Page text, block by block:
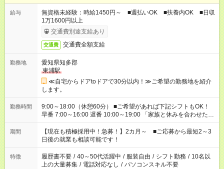
給与
無資格未経験：時給1450円～ ■週払いOK ■扶養内OK ■日収
1万1600円以上
交通費別途支給あり
交通費 交通費全額支給
勤務地
愛知県知多郡
東浦駅
≪自宅からドアtoドアで30分以内！≫ご希望の勤務地を紹介
します。
勤務時間
9:00～18:00（休憩60分） ■ご希望があれば下記シフトもOK！
早番 7:00～16:00 遅番 10:00～19:00 「家族と休みを合わせた
い」 「余裕を持って夕飯の準備がしたい」 「できれば残業はし
たくない」 など、ご希望を教えてくださいね。 ※Wワーク希望
の方へ 今ご覧のお仕事で希望する勤務時間と、もう1つのお仕事
の勤務時間。 合計で週40時間を超える場合は応募できません。
期間
【現在も積極採用中！急募！】2カ月～ ■ご応募から最短2～3
日後の就業も相談可能です！
特徴 履歴書不要 / 40～50代活躍中 / 服装自由 / シフト勤務 / 10名以
上の大量募集 / 電話対応なし / パソコンスキル不要